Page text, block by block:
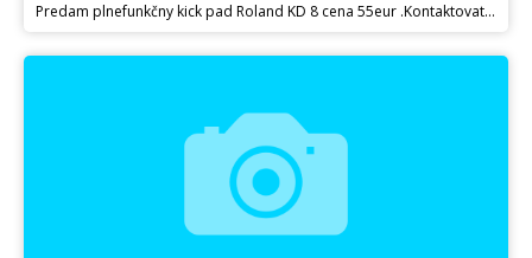
Predam plnefunkčny kick pad Roland KD 8 cena 55eur .Kontaktovat na mobil.